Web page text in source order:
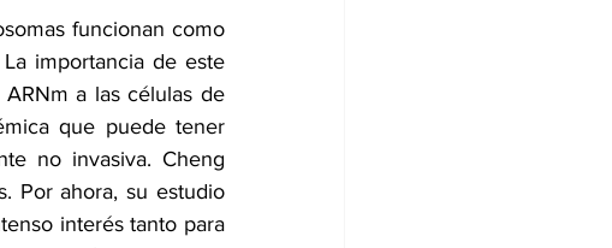
funcionan como
importancia de este
a las células de
que puede tener
no invasiva. Cheng
Por ahora, su estudio
interés tanto para